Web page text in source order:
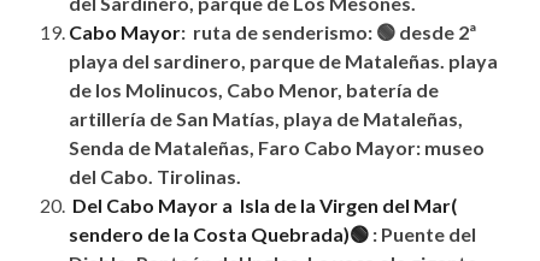
Cabo Mayor: ruta de senderismo: 🟢 desde 2ª
playa del sardinero, parque de Mataleñas. playa
de los Molinucos, Cabo Menor, batería de
artillería de San Matías, playa de Mataleñas,
Senda de Mataleñas, Faro Cabo Mayor: museo
del Cabo. Tirolinas.
Del Cabo Mayor a Isla de la Virgen del Mar(
sendero de la Costa Quebrada)🟢 : Puente del